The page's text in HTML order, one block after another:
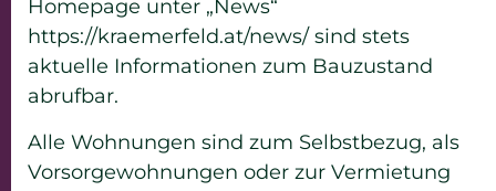
Homepage unter „News“
https://kraemerfeld.at/news/ sind stets
aktuelle Informationen zum Bauzustand
abrufbar.
Alle Wohnungen sind zum Selbstbezug, als
Vorsorgewohnungen oder zur Vermietung